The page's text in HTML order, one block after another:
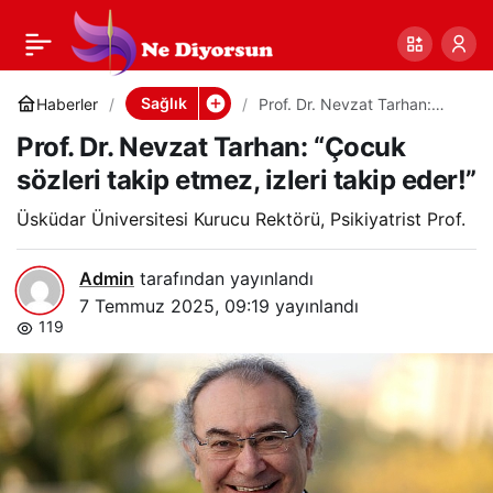
Haberler Sağlık
Prof. Dr. Nevzat Tarhan:
izleri takip eder!”
Prof. Dr. Nevzat Tarhan: “Çocuk
sözleri takip etmez, izleri takip eder!”
Üsküdar Üniversitesi Kurucu Rektörü, Psikiyatrist Prof.
Admin tarafından yayınlandı
7 Temmuz 2025, 09:19 yayınlandı
119
Prof. Dr. Nevzat
Tarhan: “Çocuk sözleri
takip etmez, izleri
takip eder!”
Paylaş